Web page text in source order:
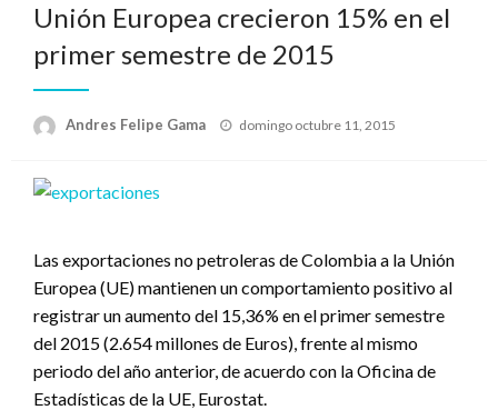
Unión Europea crecieron 15% en el
primer semestre de 2015
Andres Felipe Gama
Publicado
domingo octubre 11, 2015
Las exportaciones no petroleras de Colombia a la Unión
Europea (UE) mantienen un comportamiento positivo al
registrar un aumento del 15,36% en el primer semestre
del 2015 (2.654 millones de Euros), frente al mismo
periodo del año anterior, de acuerdo con la Oficina de
Estadísticas de la UE, Eurostat.